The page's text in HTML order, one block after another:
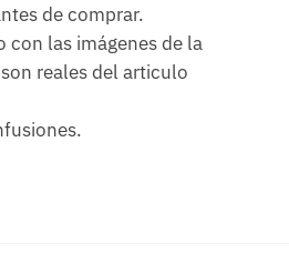
de comprar.
con las imágenes de la
reales del articulo